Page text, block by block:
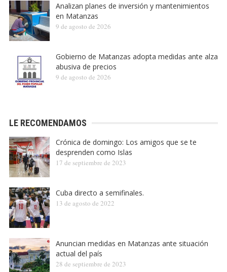
Analizan planes de inversión y mantenimientos
en Matanzas
9 de agosto de 2026
Gobierno de Matanzas adopta medidas ante alza
abusiva de precios
9 de agosto de 2026
LE RECOMENDAMOS
Crónica de domingo: Los amigos que se te
desprenden como Islas
17 de septiembre de 2023
Cuba directo a semifinales.
13 de agosto de 2022
Anuncian medidas en Matanzas ante situación
actual del país
28 de septiembre de 2023